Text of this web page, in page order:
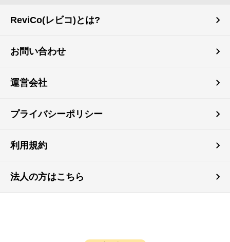
ReviCo(レビコ)とは?
お問い合わせ
運営会社
プライバシーポリシー
利用規約
法人の方はこちら